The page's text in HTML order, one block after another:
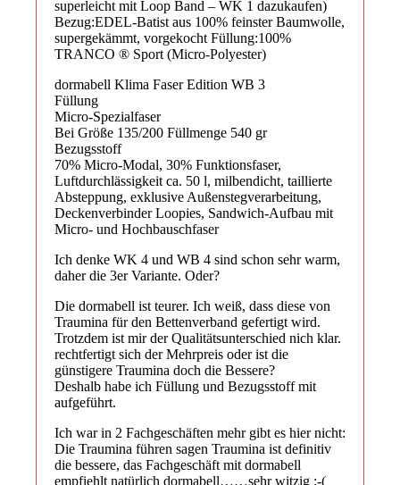
superleicht mit Loop Band – WK 1 dazukaufen)
Bezug:EDEL-Batist aus 100% feinster Baumwolle,
supergekämmt, vorgekocht Füllung:100%
TRANCO ® Sport (Micro-Polyester)
dormabell Klima Faser Edition WB 3
Füllung
Micro-Spezialfaser
Bei Größe 135/200 Füllmenge 540 gr
Bezugsstoff
70% Micro-Modal, 30% Funktionsfaser,
Luftdurchlässigkeit ca. 50 l, milbendicht, taillierte
Absteppung, exklusive Außenstegverarbeitung,
Deckenverbinder Loopies, Sandwich-Aufbau mit
Micro- und Hochbauschfaser
Ich denke WK 4 und WB 4 sind schon sehr warm,
daher die 3er Variante. Oder?
Die dormabell ist teurer. Ich weiß, dass diese von
Traumina für den Bettenverband gefertigt wird.
Trotzdem ist mir der Qualitätsunterschied nich klar.
rechtfertigt sich der Mehrpreis oder ist die
günstigere Traumina doch die Bessere?
Deshalb habe ich Füllung und Bezugsstoff mit
aufgeführt.
Ich war in 2 Fachgeschäften mehr gibt es hier nicht:
Die Traumina führen sagen Traumina ist definitiv
die bessere, das Fachgeschäft mit dormabell
empfiehlt natürlich dormabell……sehr witzig :-(